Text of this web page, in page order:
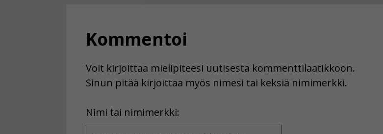
Kommentoi
Voit kirjoittaa mielipiteesi uutisesta kommenttilaatikkoon.
Sinun pitää kirjoittaa myös nimesi tai keksiä nimimerkki.
Nimi tai nimimerkki:
Name